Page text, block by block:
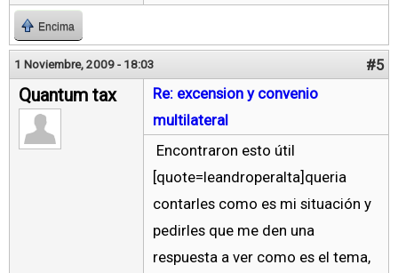
Encima
1 Noviembre, 2009 - 18:03 #5
Quantum tax
Re: excension y convenio
multilateral
Encontraron esto útil
[quote=leandroperalta]queria
contarles como es mi situación y
pedirles que me den una
respuesta a ver como es el tema,